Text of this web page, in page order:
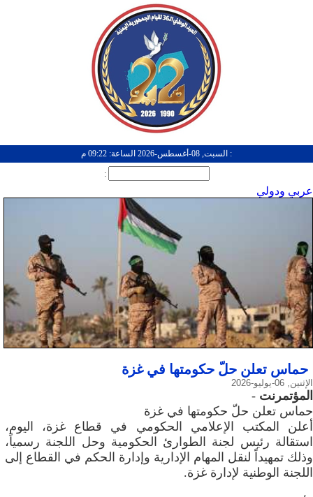
: السبت, 08-أغسطس-2026 الساعة: 09:22 م
:
عربي ودولي
حماس تعلن حلّ حكومتها في غزة
الإثنين, 06-يوليو-2026
المؤتمرنت -
حماس تعلن حلّ حكومتها في غزة
أعلن المكتب الإعلامي الحكومي في قطاع غزة، اليوم،
استقالة رئيس لجنة الطوارئ الحكومية وحل اللجنة رسمياً،
وذلك تمهيداً لنقل المهام الإدارية وإدارة الحكم في القطاع إلى
اللجنة الوطنية لإدارة غزة.